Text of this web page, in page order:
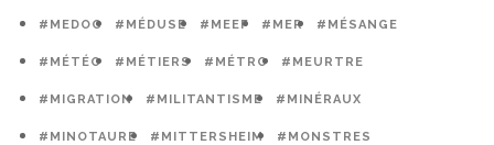
#MEDOC #MÉDUSE #MEEF #MER #MÉSANGE
#MÉTÉO #MÉTIERS #MÉTRO #MEURTRE
#MIGRATION #MILITANTISME #MINÉRAUX
#MINOTAURE #MITTERSHEIM #MONSTRES